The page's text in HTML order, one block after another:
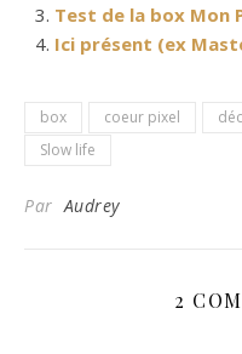
Test de la box Mon
Ici présent (ex
box coeur pixel
Slow life
ParAudrey
2